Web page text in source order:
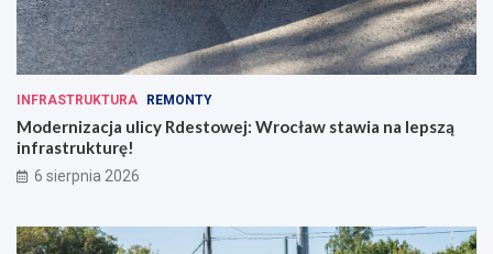
INFRASTRUKTURA REMONTY
Modernizacja ulicy Rdestowej: Wrocław stawia na lepszą
infrastrukturę!
6 sierpnia 2026